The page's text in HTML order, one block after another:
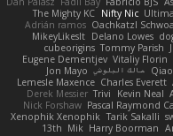
The Mighty KC Nifty Nic
Adrián ramos Oachkatzl
MikeyLikesIt Delano Lowes
cubeorigins Tommy Parish
Eugene Dementjev Vitaliy Florin
Jon Mayo مالك البلوشي
Lemesle Maxence Charles Everett
Derek Messier Trivi Kevin Neal
Nick Forshaw Pascal Raymond
Xenophik Xenophik Tarik Sakalli
13th Mik Harry Boorman